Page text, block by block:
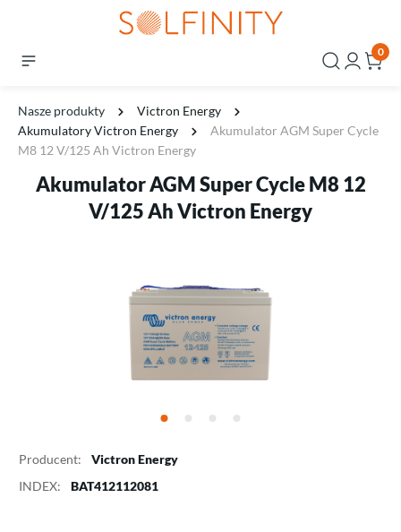
0
Nasze produkty
Victron Energy
Akumulatory Victron Energy
Akumulator AGM Super Cycle
M8 12 V/125 Ah Victron Energy
Akumulator AGM Super Cycle M8 12
V/125 Ah Victron Energy
Producent:
Victron Energy
INDEX:
BAT412112081